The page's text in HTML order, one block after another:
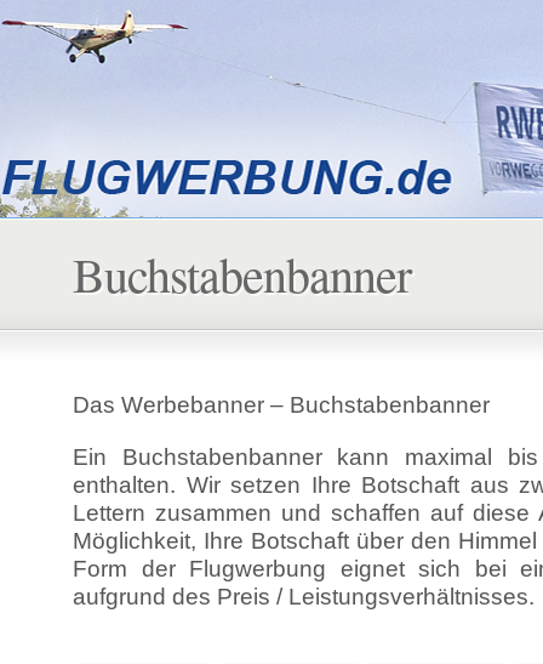
Buchstabenbanner
Das Werbebanner – Buchstabenbanner
Ein Buchstabenbanner kann maximal
enthalten. Wir setzen Ihre Botschaft aus
Lettern zusammen und schaffen auf diese
Möglichkeit, Ihre Botschaft über den
Form der Flugwerbung eignet sich bei
aufgrund des Preis / Leistungsverhältnisses.